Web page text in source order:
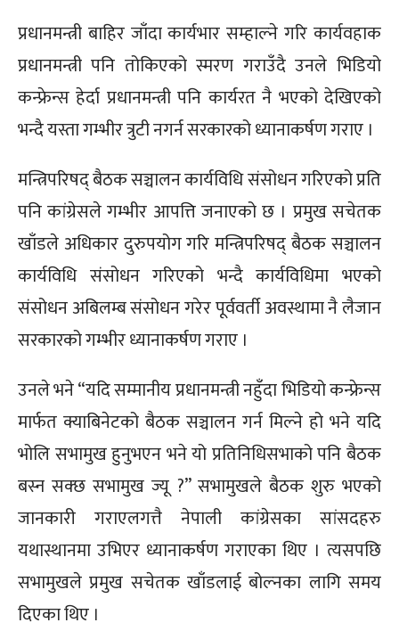
प्रधानमन्त्री बाहिर जाँदा कार्यभार सम्हाल्ने गरि कार्यवहाक
प्रधानमन्त्री पनि तोकिएको स्मरण गराउँदै उनले भिडियो
कन्फ्रेन्स हेर्दा प्रधानमन्त्री पनि कार्यरत नै भएको देखिएको
भन्दै यस्ता गम्भीर त्रुटी नगर्न सरकारको ध्यानाकर्षण गराए ।
मन्त्रिपरिषद् बैठक सञ्चालन कार्यविधि संसोधन गरिएको प्रति
पनि कांग्रेसले गम्भीर आपत्ति जनाएको छ । प्रमुख सचेतक
खाँडले अधिकार दुरुपयोग गरि मन्त्रिपरिषद् बैठक सञ्चालन
कार्यविधि संसोधन गरिएको भन्दै कार्यविधिमा भएको
संसोधन अबिलम्ब संसोधन गरेर पूर्ववर्ती अवस्थामा नै लैजान
सरकारको गम्भीर ध्यानाकर्षण गराए ।
उनले भने “यदि सम्मानीय प्रधानमन्त्री नहुँदा भिडियो कन्फ्रेन्स
मार्फत क्याबिनेटको बैठक सञ्चालन गर्न मिल्ने हो भने यदि
भोलि सभामुख हुनुभएन भने यो प्रतिनिधिसभाको पनि बैठक
बस्न सक्छ सभामुख ज्यू ?” सभामुखले बैठक शुरु भएको
जानकारी गराएलगत्तै नेपाली कांग्रेसका सांसदहरु
यथास्थानमा उभिएर ध्यानाकर्षण गराएका थिए । त्यसपछि
सभामुखले प्रमुख सचेतक खाँडलाई बोल्नका लागि समय
दिएका थिए ।